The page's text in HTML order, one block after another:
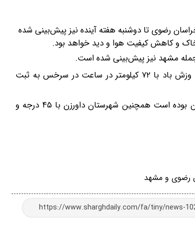
رضوی تا دوشنبه هفته آینده نیز پیش‌بینی شده
و کاهش کیفیت هوا و دید خواهد بود.
جمله مشهد نیز پیش‌بینی شده است.
کارشناس اداره هواشناسی خراسان رضوی گفت: در شبانه روز گذشته بیشترین سرعت وزش باد با ۷۲ کیلومتر در ساعت در سرخس به ثبت
حکمی افزود: دمای شهر مشهد طی این مدت بین ۲۴ و ۴۰ درجه سلسیوس در نوسان بوده است همچنین شهرستان داورزن با ۴۵ درجه و
رضوی و مشهد